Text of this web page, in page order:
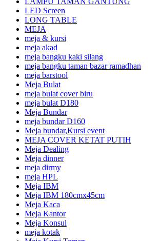
LED Screen
LONG TABLE
MEJA
meja & kursi
meja akad
meja bangku kaki silang
meja bangku taman bazar ramadhan
meja barstool
Meja Bulat
meja bulat cover biru
meja bulat D180
Meja Bundar
meja bundar D160
Meja bundar,Kursi event
MEJA COVER KETAT PUTIH
Meja Dealing
Meja dinner
meja dirmy
meja HPL
Meja IBM
Meja IBM 180cmx45cm
Meja Kaca
Meja Kantor
Meja Konsul
meja kotak